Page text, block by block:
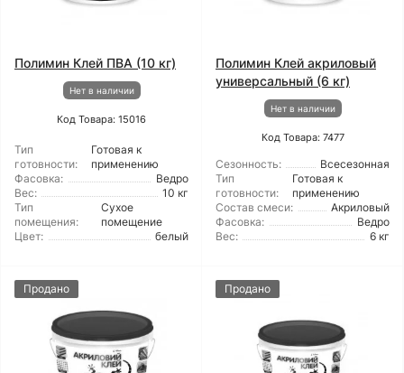
Полимин Клей ПВА (10 кг)
Нет в наличии
Код Товара: 15016
Тип
готовности:
Готовая к
применению
Фасовка:
Ведро
Вес:
10 кг
Тип
помещения:
Сухое
помещение
Цвет:
белый
Полимин Клей акриловый
универсальный (6 кг)
Нет в наличии
Код Товара: 7477
Сезонность:
Всесезонная
Тип
готовности:
Готовая к
применению
Состав смеси:
Акриловый
Фасовка:
Ведро
Вес:
6 кг
Продано Продано